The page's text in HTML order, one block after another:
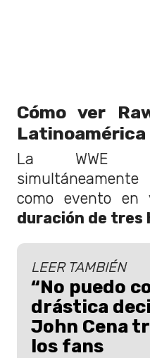
Cómo ver
Latinoamérica
La WWE
como evento en
duración de tres
LEER TAMBIÉN
“No puedo
drástica
John Cena
los fans